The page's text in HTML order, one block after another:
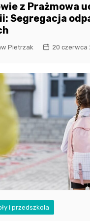
z Prażmowa
Segregacja
Pietrzak 20 czerwca
i przedszkola